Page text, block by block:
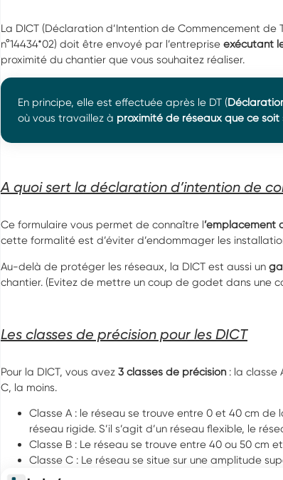
La DICT (Déclaration d’Intention de Commencement de
n°14434*02) doit être envoyé par l’entreprise exécutant
proximité du chantier que vous souhaitez réaliser.
En principe, elle est effectuée après le DT (
où vous travaillez à proximité de réseaux que ce
A quoi sert la déclaration d’intention de
Ce formulaire vous permet de connaître l ’emplacement
cette formalité est d’éviter d’endommager les
Au-delà de protéger les réseaux, la DICT est aussi un
chantier. (Evitez de mettre un coup de godet dans une
Les classes de précision pour les DICT
Pour la DICT, vous avez 3 classes de précision : la classe
C, la moins.
Classe A : le réseau se trouve entre 0 et 40 cm de
réseau rigide. S’il s’agit d’un réseau flexible, le
Classe B : Le réseau se trouve entre 40 ou 50 cm et
Classe C : Le réseau se situe sur une amplitude